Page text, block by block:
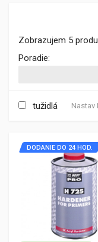
Zobrazujem 5
Poradie:
tužidlá Nastav
DODANIE DO 24 HOD.